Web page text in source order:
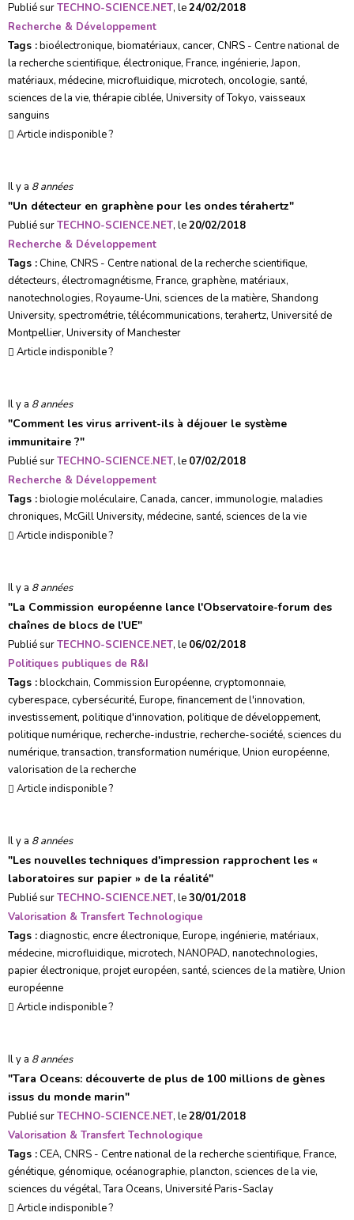
Publié surTECHNO-SCIENCE.NET, le24/02/2018
Recherche & Développement
Tags :bioélectronique, biomatériaux, cancer, CNRS - Centre national de
la recherche scientifique, électronique, France, ingénierie,Japon,
matériaux, médecine, microfluidique, microtech, oncologie, santé,
sciences de la vie,thérapie ciblée, University of Tokyo, vaisseaux
sanguins
Article indisponible ?
Il y a 8 années
"Un détecteur en graphène pour les ondes térahertz"
Publié surTECHNO-SCIENCE.NET, le20/02/2018
Recherche & Développement
Tags :Chine, CNRS - Centre national de la recherche scientifique,
détecteurs, électromagnétisme, France, graphène, matériaux,
nanotechnologies, Royaume-Uni, sciences de la matière, Shandong
University, spectrométrie,télécommunications,terahertz, Université de
Montpellier, University of Manchester
Article indisponible ?
Il y a 8 années
"Comment les virus arrivent-ils à déjouer le système
immunitaire ?"
Publié surTECHNO-SCIENCE.NET, le 07/02/2018
Recherche & Développement
Tags :biologie moléculaire, Canada, cancer, immunologie, maladies
chroniques, McGill University, médecine, santé, sciences de la vie
Article indisponible ?
Il y a 8 années
"La Commission européenne lance l'Observatoire-forum des
chaînes de blocs de l'UE"
Publié surTECHNO-SCIENCE.NET, le 06/02/2018
Politiques publiques de R&I
Tags :blockchain, Commission Européenne, cryptomonnaie,
cyberespace, cybersécurité, Europe, financement de l'innovation,
investissement, politique d'innovation, politique de développement,
politique numérique, recherche-industrie, recherche-société, sciences du
numérique,transaction,transformation numérique, Union européenne,
valorisation de la recherche
Article indisponible ?
Il y a 8 années
"Les nouvelles techniques d'impression rapprochent les «
laboratoires sur papier » de la réalité"
Publié surTECHNO-SCIENCE.NET, le30/01/2018
Valorisation & Transfert Technologique
Tags :diagnostic, encre électronique, Europe, ingénierie, matériaux,
médecine, microfluidique, microtech, NANOPAD, nanotechnologies,
papier électronique, projet européen, santé, sciences de la matière, Union
européenne
Article indisponible ?
Il y a 8 années
"Tara Oceans: découverte de plus de 100 millions de gènes
issus du monde marin"
Publié surTECHNO-SCIENCE.NET, le28/01/2018
Valorisation & Transfert Technologique
Tags :CEA, CNRS - Centre national de la recherche scientifique, France,
génétique, génomique, océanographie, plancton, sciences de la vie,
sciences du végétal,Tara Oceans, Université Paris-Saclay
Article indisponible ?